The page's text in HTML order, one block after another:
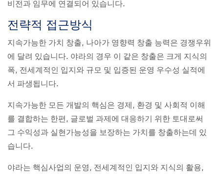
비전과 임무에 연결되어 있습니다.
전략적 접근방식
지속가능한 가치 창출, 나아가 영향력 창출 능력은 경쟁우위
에 달려 있습니다. 야라의 경우 이 같은 창출은 크게 지식의
폭, 전세계적인 입지와 규모 및 입증된 운영 우수성 실적에
서 파생됩니다.
지속가능한 모든 개발의 핵심은 경제, 환경 및 사회적 이해
를 결합하는 한편, 글로벌 과제에 대응하기 위한 토대로써
그 수익성과 실현가능성을 보장하는 가치를 창출하는데 있
습니다.
야라는 핵심사업의 운영, 전세계적인 입지와 지식의 활용,